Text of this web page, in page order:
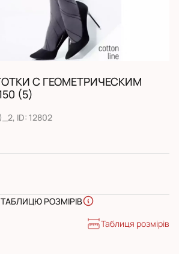
С ГЕОМЕТРИЧЕСКИМ
(5)
, ID: 12802
РОЗМІРІВ
Таблиця розмірів